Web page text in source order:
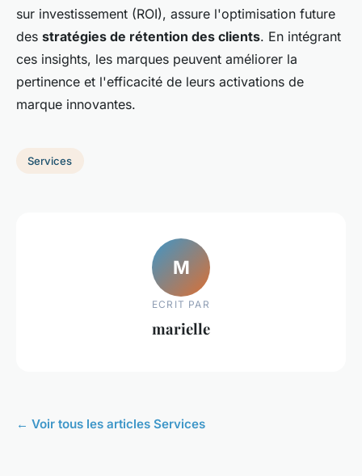
sur investissement (ROI), assure l'optimisation future
des stratégies de rétention des clients. En intégrant
ces insights, les marques peuvent améliorer la
pertinence et l'efficacité de leurs activations de
marque innovantes.
Services
M
ECRIT PAR
marielle
← Voir tous les articles Services